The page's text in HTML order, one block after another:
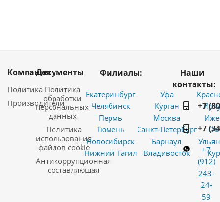
Компания
Политика
Производители
Документы
Политика
обработки
персональных
данных
Политика
использования
файлов cookie
Антикоррупционная
составляющая
Филиалы:
Екатеринбург
Челябинск
Пермь
Тюмень
Новосибирск
Нижний Тагил
Уфа
Курган
Москва
Санкт-Петербург
Барнаул
Владивосток
Наши
контакты:
+7
+7
+7
(912)
243-
24-
59